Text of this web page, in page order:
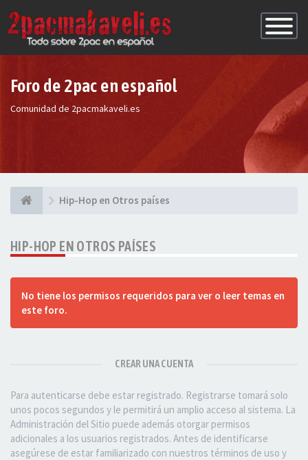
de
Foro de 2pac en español
Comunidad de 2pacmakaveli.es
Hip-Hop en Otros países
HIP-HOP EN OTROS PAÍSES
No tiene los permisos requeridos para ver o leer temas en
este foro.
CREAR UNA CUENTA
Para autenticarse debe estar registrado. Registrarse tomará solo
unos pocos segundos y le permitirá un amplio acceso al sistema. La
Administración del Sitio puede además otorgar permisos
adicionales a los usuarios registrados. Antes de identificarse
asegúrese de estar familiarizado con nuestros términos de uso y